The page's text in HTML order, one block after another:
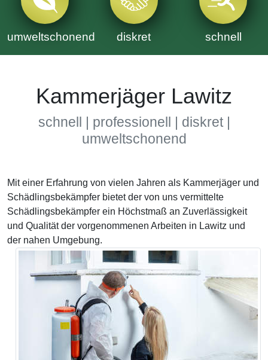
umweltschonend diskret schnell
Kammerjäger Lawitz
schnell | professionell | diskret |
umweltschonend
Mit einer Erfahrung von vielen Jahren als Kammerjäger und
Schädlingsbekämpfer bietet der von uns vermittelte
Schädlingsbekämpfer ein Höchstmaß an Zuverlässigkeit
und Qualität der vorgenommenen Arbeiten in Lawitz und
der nahen Umgebung.